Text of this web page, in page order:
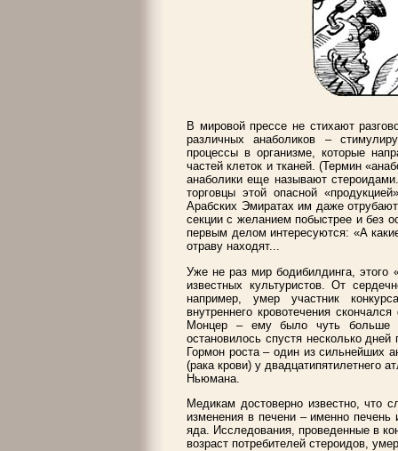
В мировой прессе не стихают
различных анаболиков –
процессы в организме, которые
частей клеток и тканей. (Термин
анаболики еще называют
торговцы этой опасной
Арабских Эмиратах им даже
секции с желанием побыстрее и без
первым делом интересуются: «А
отраву находят...
Уже не раз мир бодибилдинга, этого
известных культуристов. От
например, умер участник
внутреннего кровотечения
Монцер – ему было чуть больше
остановилось спустя несколько
Гормон роста – один из сильнейших
(рака крови) у двадцатипятилетнего
Ньюмана.
Медикам достоверно известно, что
изменения в печени – именно
яда. Исследования, проведенные в
возраст потребителей стероидов,